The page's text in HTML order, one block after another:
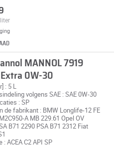
MANNOL 7919
Extra 0W-30
: 5 L
volgens SAE : SAE 0W-30
: SP
de fabrikant : BMW Longlife-12 FE
A MB 229.61 Opel OV
B71 2290 PSA B71 2312 Fiat
ACEA C2 API SP